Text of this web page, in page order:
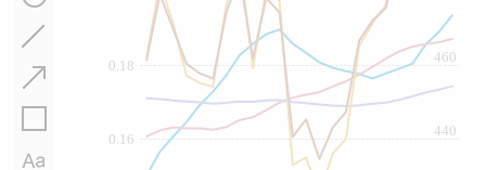
0.16
0.18
440
460